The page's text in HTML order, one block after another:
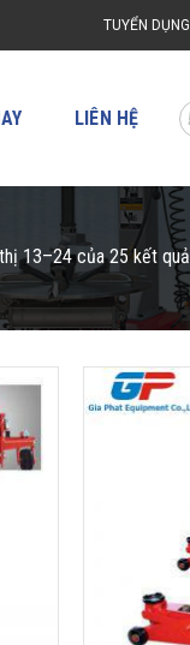
TUYỂN DỤNG
LIÊN HỆ
13–24 của 25 kết quả